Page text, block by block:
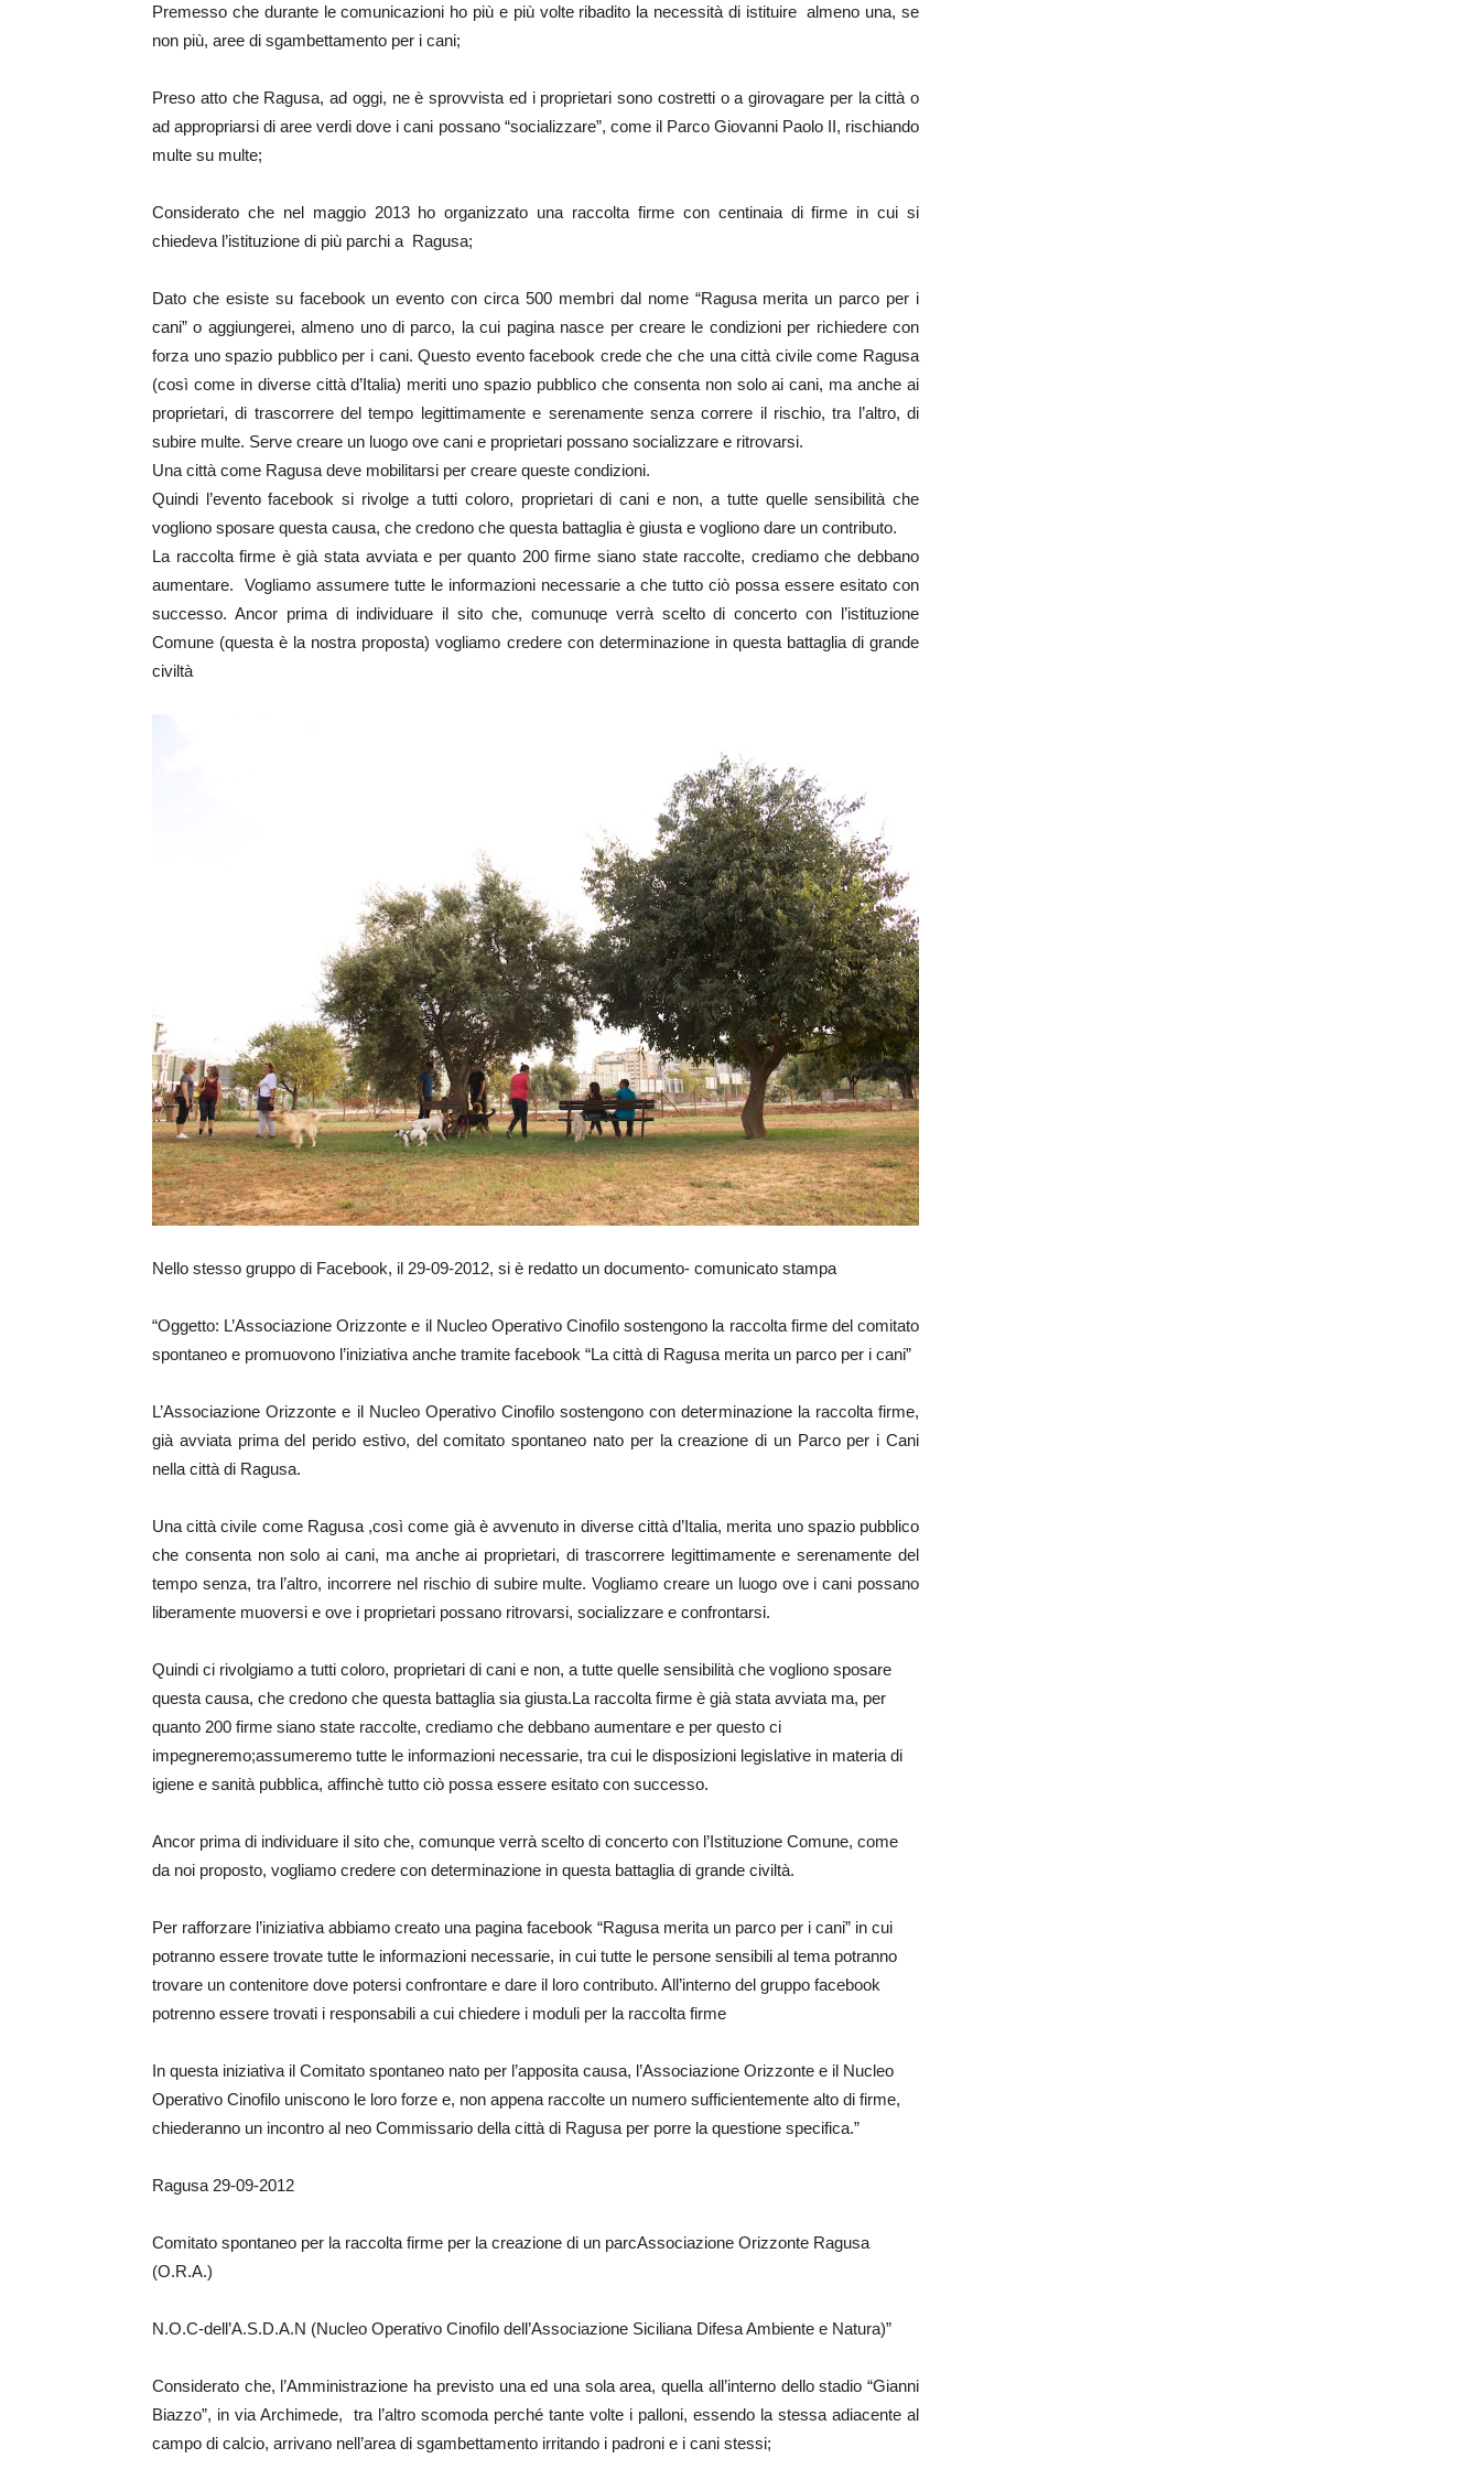
Premesso che durante le comunicazioni ho più e più volte ribadito la necessità di istituire almeno una, se
non più, aree di sgambettamento per i cani;
Preso atto che Ragusa, ad oggi, ne è sprovvista ed i proprietari sono costretti o a girovagare per la città o
ad appropriarsi di aree verdi dove i cani possano “socializzare”, come il Parco Giovanni Paolo II, rischiando
multe su multe;
Considerato che nel maggio 2013 ho organizzato una raccolta firme con centinaia di firme in cui si
chiedeva l’istituzione di più parchi a Ragusa;
Dato che esiste su facebook un evento con circa 500 membri dal nome “Ragusa merita un parco per i
cani” o aggiungerei, almeno uno di parco, la cui pagina nasce per creare le condizioni per richiedere con
forza uno spazio pubblico per i cani. Questo evento facebook crede che che una città civile come Ragusa
(così come in diverse città d’Italia) meriti uno spazio pubblico che consenta non solo ai cani, ma anche ai
proprietari, di trascorrere del tempo legittimamente e serenamente senza correre il rischio, tra l’altro, di
subire multe. Serve creare un luogo ove cani e proprietari possano socializzare e ritrovarsi.
Una città come Ragusa deve mobilitarsi per creare queste condizioni.
Quindi l’evento facebook si rivolge a tutti coloro, proprietari di cani e non, a tutte quelle sensibilità che
vogliono sposare questa causa, che credono che questa battaglia è giusta e vogliono dare un contributo.
La raccolta firme è già stata avviata e per quanto 200 firme siano state raccolte, crediamo che debbano
aumentare. Vogliamo assumere tutte le informazioni necessarie a che tutto ciò possa essere esitato con
successo. Ancor prima di individuare il sito che, comunuqe verrà scelto di concerto con l’istituzione
Comune (questa è la nostra proposta) vogliamo credere con determinazione in questa battaglia di grande
civiltà
Nello stesso gruppo di Facebook, il 29-09-2012, si è redatto un documento- comunicato stampa
“Oggetto: L’Associazione Orizzonte e il Nucleo Operativo Cinofilo sostengono la raccolta firme del comitato
spontaneo e promuovono l’iniziativa anche tramite facebook “La città di Ragusa merita un parco per i cani”
L’Associazione Orizzonte e il Nucleo Operativo Cinofilo sostengono con determinazione la raccolta firme,
già avviata prima del perido estivo, del comitato spontaneo nato per la creazione di un Parco per i Cani
nella città di Ragusa.
Una città civile come Ragusa ,così come già è avvenuto in diverse città d’Italia, merita uno spazio pubblico
che consenta non solo ai cani, ma anche ai proprietari, di trascorrere legittimamente e serenamente del
tempo senza, tra l’altro, incorrere nel rischio di subire multe. Vogliamo creare un luogo ove i cani possano
liberamente muoversi e ove i proprietari possano ritrovarsi, socializzare e confrontarsi.
Quindi ci rivolgiamo a tutti coloro, proprietari di cani e non, a tutte quelle sensibilità che vogliono sposare
questa causa, che credono che questa battaglia sia giusta.La raccolta firme è già stata avviata ma, per
quanto 200 firme siano state raccolte, crediamo che debbano aumentare e per questo ci
impegneremo;assumeremo tutte le informazioni necessarie, tra cui le disposizioni legislative in materia di
igiene e sanità pubblica, affinchè tutto ciò possa essere esitato con successo.
Ancor prima di individuare il sito che, comunque verrà scelto di concerto con l’Istituzione Comune, come
da noi proposto, vogliamo credere con determinazione in questa battaglia di grande civiltà.
Per rafforzare l’iniziativa abbiamo creato una pagina facebook “Ragusa merita un parco per i cani” in cui
potranno essere trovate tutte le informazioni necessarie, in cui tutte le persone sensibili al tema potranno
trovare un contenitore dove potersi confrontare e dare il loro contributo. All’interno del gruppo facebook
potrenno essere trovati i responsabili a cui chiedere i moduli per la raccolta firme
In questa iniziativa il Comitato spontaneo nato per l’apposita causa, l’Associazione Orizzonte e il Nucleo
Operativo Cinofilo uniscono le loro forze e, non appena raccolte un numero sufficientemente alto di firme,
chiederanno un incontro al neo Commissario della città di Ragusa per porre la questione specifica.”
Ragusa 29-09-2012
Comitato spontaneo per la raccolta firme per la creazione di un parcAssociazione Orizzonte Ragusa
(O.R.A.)
N.O.C-dell’A.S.D.A.N (Nucleo Operativo Cinofilo dell’Associazione Siciliana Difesa Ambiente e Natura)”
Considerato che, l’Amministrazione ha previsto una ed una sola area, quella all’interno dello stadio “Gianni
Biazzo”, in via Archimede, tra l’altro scomoda perché tante volte i palloni, essendo la stessa adiacente al
campo di calcio, arrivano nell’area di sgambettamento irritando i padroni e i cani stessi;